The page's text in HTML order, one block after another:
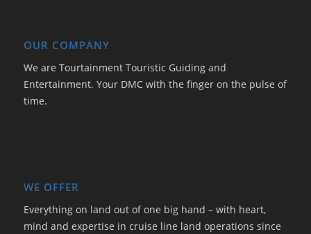
OUR COMPANY
We are Tourtainment Touristic Guiding and
Entertainment. Your DMC with the finger on the pulse of
time.
WE OFFER
Everything on land out of one big hand – with heart,
mind and expertise in cruise line land operations since